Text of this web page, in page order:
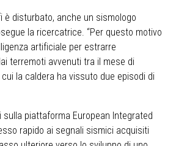
disturbato, anche un sismologo
la ricercatrice. “Per questo motivo
artificiale per estrarre
terremoti avvenuti tra il mese di
la caldera ha vissuto due episodi di
piattaforma European Integrated
rapido ai segnali sismici acquisiti